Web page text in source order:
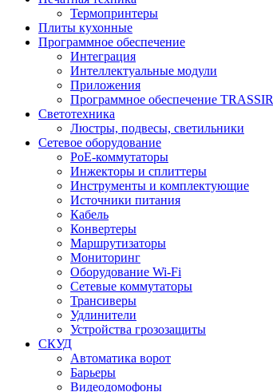
Термопринтеры
Плиты кухонные
Программное обеспечение
Интеграция
Интеллектуальные модули
Приложения
Программное обеспечение TRASSIR
Светотехника
Люстры, подвесы, светильники
Сетевое оборудование
PoE-коммутаторы
Инжекторы и сплиттеры
Инструменты и комплектующие
Источники питания
Кабель
Конвертеры
Маршрутизаторы
Мониторинг
Оборудование Wi-Fi
Сетевые коммутаторы
Трансиверы
Удлинители
Устройства грозозащиты
СКУД
Автоматика ворот
Барьеры
Видеодомофоны